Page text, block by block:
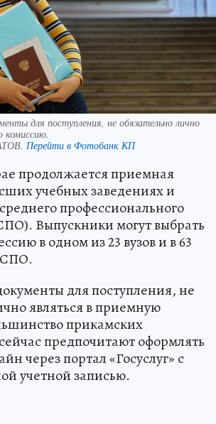
для поступления, не обязательно лично
комиссию.
Перейти в Фотобанк КП
продолжается приемная
учебных заведениях и
профессионального
Выпускники могут выбрать
в одном из 23 вузов и в 63
СПО.
для поступления, не
являться в приемную
прикамских
предпочитают оформлять
через портал «Госуслуг» с
учетной записью.